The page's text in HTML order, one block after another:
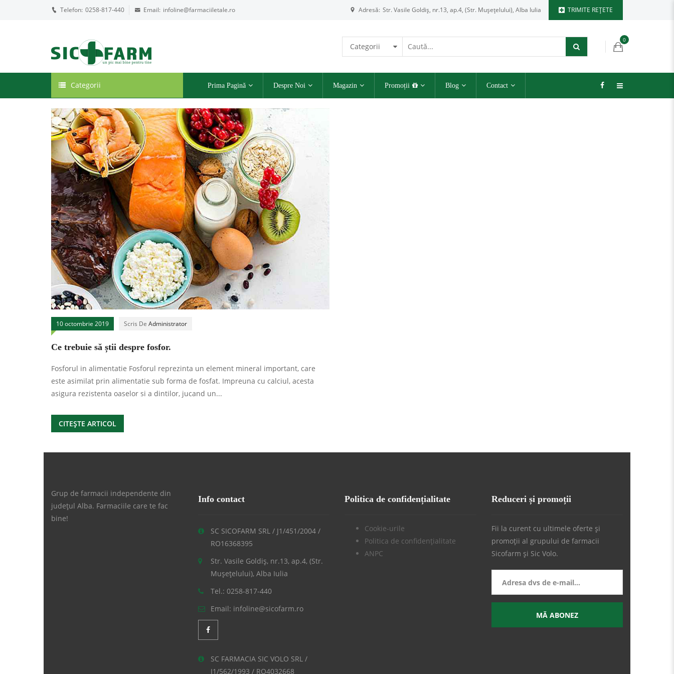
Telefon: 0258-817-440 Email: infoline@farmaciiletale.ro Adresă: Str. Vasile Goldiș, nr.13, ap.4, (Str. Mușețelului), Alba Iulia TRIMITE REȚETE
Categorii
0
Categorii Prima Pagină Despre Noi Magazin Promoții Blog Contact
10 octombrie 2019 Scris De Administrator
Ce trebuie să știi despre fosfor.
Fosforul in alimentatie Fosforul reprezinta un element mineral important, care
este asimilat prin alimentatie sub forma de fosfat. Impreuna cu calciul, acesta
asigura rezistenta oaselor si a dintilor, jucand un...
CITEȘTE ARTICOL
Grup de farmacii independente din
județul Alba. Farmaciile care te fac
bine!
Info contact
SC SICOFARM SRL / J1/451/2004 /
RO16368395
Str. Vasile Goldiș, nr.13, ap.4, (Str.
Mușețelului), Alba Iulia
Tel.: 0258-817-440
Email: infoline@sicofarm.ro
SC FARMACIA SIC VOLO SRL /
J1/562/1993 / RO4032668
Politica de confidențialitate
Cookie-urile
Politica de confidențialitate
ANPC
Reduceri și promoții
Fii la curent cu ultimele oferte și
promoții al grupului de farmacii
Sicofarm și Sic Volo.